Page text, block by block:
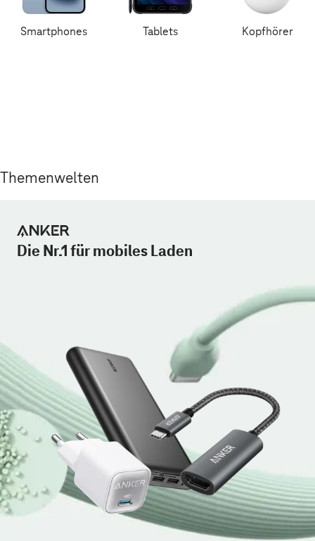
Smartphones Tablets Kopfhörer
Themenwelten
Die Nr.1 für mobiles Laden